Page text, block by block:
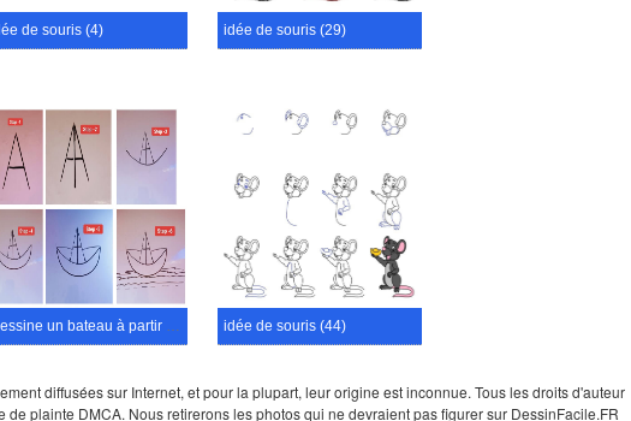
de souris (4) idée de souris (29)
Dessine un bateau à partir de la lettre A idée de souris (44)
diffusées sur Internet, et pour la plupart, leur origine est inconnue. Tous les droits d'auteur
plainte DMCA. Nous retirerons les photos qui ne devraient pas figurer sur DessinFacile.FR